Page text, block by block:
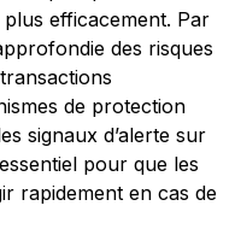
efficacement. Par
des risques
de protection
signaux d’alerte sur
pour que les
rapidement en cas de